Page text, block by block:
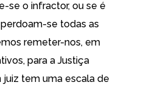
se o infractor, ou se é
se todas as
remeter-nos, em
para a Justiça
juiz tem uma escala de